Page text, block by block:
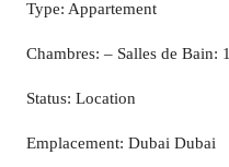
Type: Appartement
Chambres: – Salles de Bain: 1
Status: Location
Emplacement: Dubai Dubai